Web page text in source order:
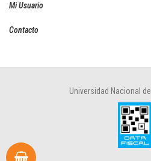
Mi Usuario
Contacto
Universidad Nacional